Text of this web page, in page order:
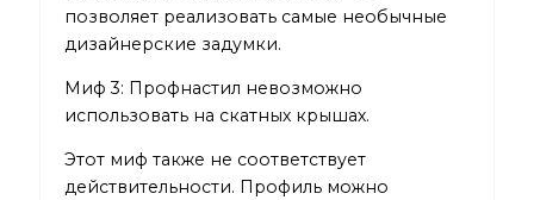
позволяет реализовать самые необычные
дизайнерские задумки.
Миф 3: Профнастил невозможно
использовать на скатных крышах.
Этот миф также не соответствует
действительности. Профиль можно